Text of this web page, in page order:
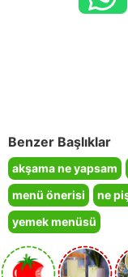
Benzer Başlıklar
akşama ne yapsam
menü önerisi
ne
yemek menüsü